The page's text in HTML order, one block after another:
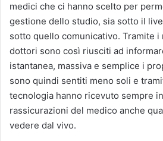
medici che ci hanno scelto per
gestione dello studio, sia sotto il
sotto quello comunicativo. Tramite
dottori sono così riusciti ad
istantanea, massiva e semplice i
sono quindi sentiti meno soli e
tecnologia hanno ricevuto sempre
rassicurazioni del medico anche
vedere dal vivo.